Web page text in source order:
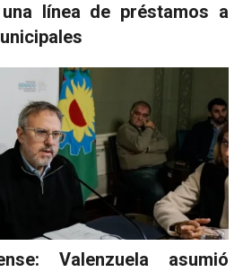
línea de préstamos a
Valenzuela asumió